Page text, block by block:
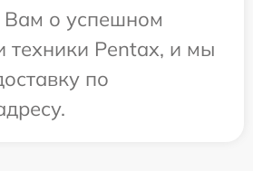
о успешном
техники Pentax, и мы
по